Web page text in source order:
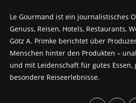
Le Gourmand ist ein journalistisches
Genuss, Reisen, Hotels, Restaurants,
Götz A. Primke berichtet über
Menschen hinter den Produkten –
und mit Leidenschaft für gutes Essen,
besondere Reiseerlebnisse.